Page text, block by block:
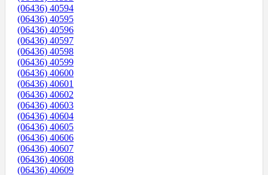
(06436) 40594
(06436) 40595
(06436) 40596
(06436) 40597
(06436) 40598
(06436) 40599
(06436) 40600
(06436) 40601
(06436) 40602
(06436) 40603
(06436) 40604
(06436) 40605
(06436) 40606
(06436) 40607
(06436) 40608
(06436) 40609